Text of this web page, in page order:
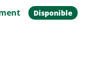
Disponible